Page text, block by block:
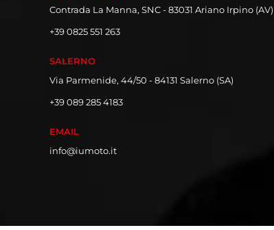
Contrada La Manna, SNC - 83031 Ariano Irpino (AV)
+39 0825 551 263
SALERNO
Via Parmenide, 44/50 - 84131 Salerno (SA)
+39 089 285 4183
EMAIL
info@iumoto.it